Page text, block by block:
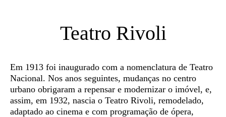
Teatro Rivoli
Em 1913 foi inaugurado com a nomenclatura de Teatro
Nacional. Nos anos seguintes, mudanças no centro
urbano obrigaram a repensar e modernizar o imóvel, e,
assim, em 1932, nascia o Teatro Rivoli, remodelado,
adaptado ao cinema e com programação de ópera,